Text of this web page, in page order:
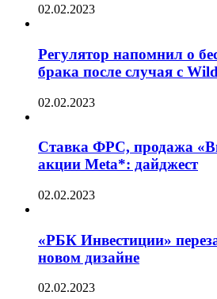
02.02.2023
Регулятор напомнил о
брака после случая с
02.02.2023
Ставка ФРС, продажа
акции Meta*: дайджест
02.02.2023
«РБК Инвестиции»
новом дизайне
02.02.2023